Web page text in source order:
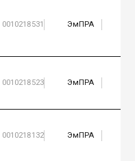
0010218531 ЭмПРА
0010218523 ЭмПРА
0010218132 ЭмПРА